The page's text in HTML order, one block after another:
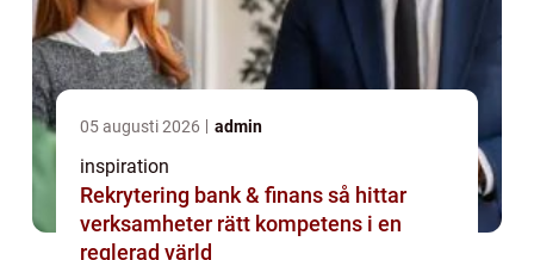
05 augusti 2026 admin
inspiration
Rekrytering bank & finans så hittar
verksamheter rätt kompetens i en
reglerad värld